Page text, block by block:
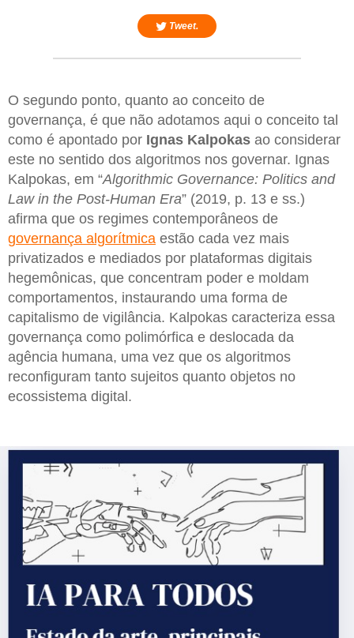
Tweet.
O segundo ponto, quanto ao conceito de
governança, é que não adotamos aqui o conceito tal
como é apontado por Ignas Kalpokas ao considerar
este no sentido dos algoritmos nos governar. Ignas
Kalpokas, em “Algorithmic Governance: Politics and
Law in the Post-Human Era” (2019, p. 13 e ss.)
afirma que os regimes contemporâneos de
governança algorítmica estão cada vez mais
privatizados e mediados por plataformas digitais
hegemônicas, que concentram poder e moldam
comportamentos, instaurando uma forma de
capitalismo de vigilância. Kalpokas caracteriza essa
governança como polimórfica e deslocada da
agência humana, uma vez que os algoritmos
reconfiguram tanto sujeitos quanto objetos no
ecossistema digital.